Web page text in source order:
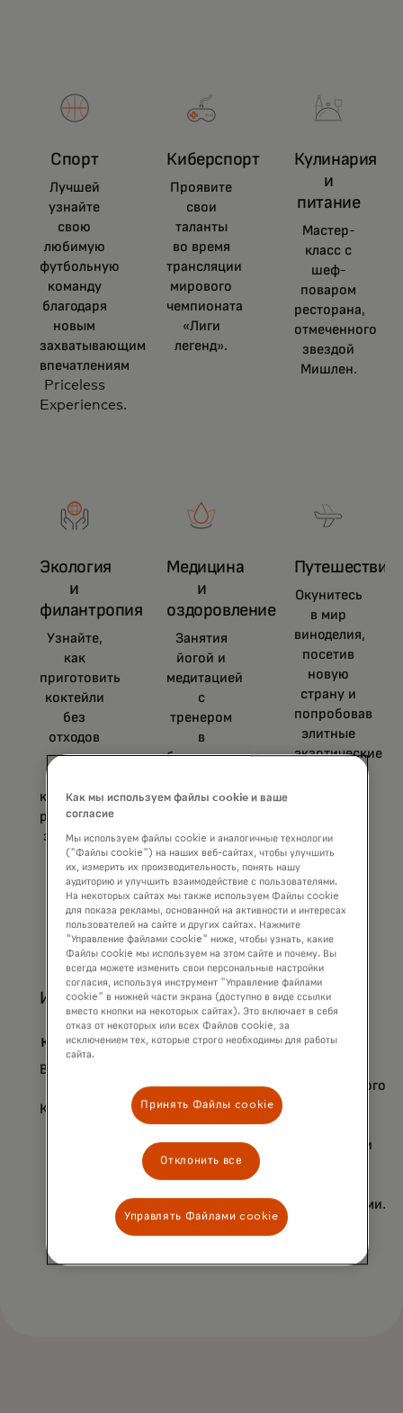
Спорт
Лучшей
узнайте
свою
любимую
футбольную
команду
благодаря
новым
захватывающим
впечатлениям
Priceless
Experiences.
Киберспорт
Проявите
свои
таланты
во время
трансляции
мирового
чемпионата
«Лиги
легенд».
Кулинария
и
питание
Мастер-
класс с
шеф-
поваром
ресторана,
отмеченного
звездой
Мишлен.
Экология
и
филантропия
Узнайте,
как
приготовить
коктейли
без
отходов
на
классе под
руководством
эксперта.
Медицина
и
оздоровление
Занятия
йогой и
медитацией
с
тренером
в
ботаническом
Путешествия
Окунитесь
в мир
виноделия,
посетив
новую
страну и
попробовав
элитные
экзотические
Искусство
и
культура
Виртуальный
Королевском
Развлечения
Загляните
за кулисы
Harry
Potter™
во время
экскурсии.
Музыка
свой
музыкального
известными
продюсерами.
Как мы используем файлы cookie и ваше
согласие
Мы используем файлы cookie и аналогичные технологии
("Файлы cookie") на наших веб-сайтах, чтобы улучшить
их, измерить их производительность, понять нашу
аудиторию и улучшить взаимодействие с пользователями.
На некоторых сайтах мы также используем Файлы cookie
для показа рекламы, основанной на активности и интересах
пользователей на сайте и других сайтах. Нажмите
"Управление файлами cookie" ниже, чтобы узнать, какие
Файлы cookie мы используем на этом сайте и почему. Вы
всегда можете изменить свои персональные настройки
согласия, используя инструмент "Управление файлами
cookie" в нижней части экрана (доступно в виде ссылки
вместо кнопки на некоторых сайтах). Это включает в себя
отказ от некоторых или всех Файлов cookie, за
исключением тех, которые строго необходимы для работы
сайта.
Принять Файлы cookie
Отклонить все
Управлять Файлами cookie